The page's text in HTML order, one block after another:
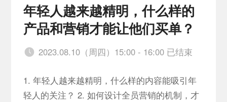
年轻人越来越精明，什么样的
产品和营销才能让他们买单？
2023.08.10（周四）15:00 - 16:00 已结束
1. 年轻人越来越精明，什么样的内容能吸引年
轻人的关注？ 2. 如何设计全员营销的机制，才